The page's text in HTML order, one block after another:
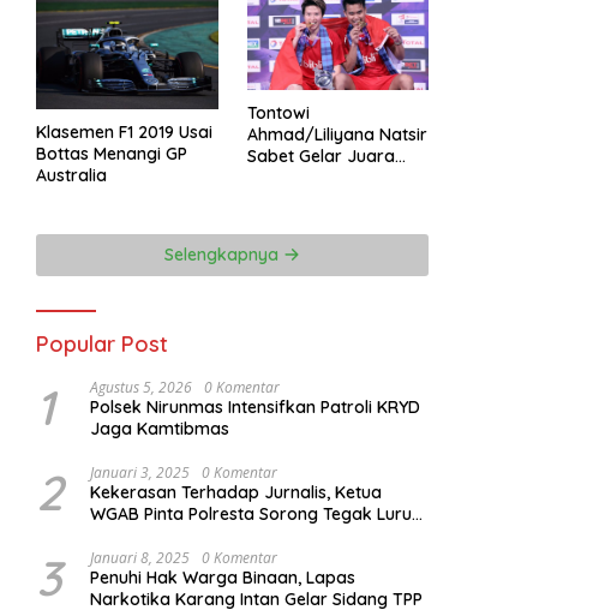
Klasemen F1 2019 Usai
Bottas Menangi GP
Australia
Tontowi
Ahmad/Liliyana Natsir
Sabet Gelar Juara
Selengkapnya
Popular Post
1 Agustus 5, 2026 0 Komentar
Polsek Nirunmas Intensifkan Patroli KRYD
Jaga Kamtibmas
2 Januari 3, 2025 0 Komentar
Kekerasan Terhadap Jurnalis, Ketua
WGAB Pinta Polresta Sorong Tegak Lurus
3 Januari 8, 2025 0 Komentar
Penuhi Hak Warga Binaan, Lapas
Narkotika Karang Intan Gelar Sidang TPP